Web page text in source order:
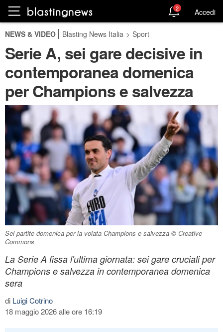
2 Accedi
NEWS & VIDEO Blasting News Italia > Sport
Serie A, sei gare decisive in
contemporanea domenica
per Champions e salvezza
Sei partite domenica per la volata Champions e salvezza © Creative
Commons
La Serie A fissa l'ultima giornata: sei gare cruciali per
Champions e salvezza in contemporanea domenica
sera
di Luigi Cotrino
18 maggio 2026 alle ore 16:19